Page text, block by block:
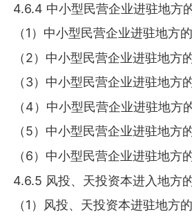
4.6.4 中小型民营企业进驻地方
（1）中小型民营企业进驻地方
（2）中小型民营企业进驻地方
（3）中小型民营企业进驻地方
（4）中小型民营企业进驻地方
（5）中小型民营企业进驻地方
（6）中小型民营企业进驻地方
4.6.5 风投、天投资本进入地方
（1）风投、天投资本进驻地方